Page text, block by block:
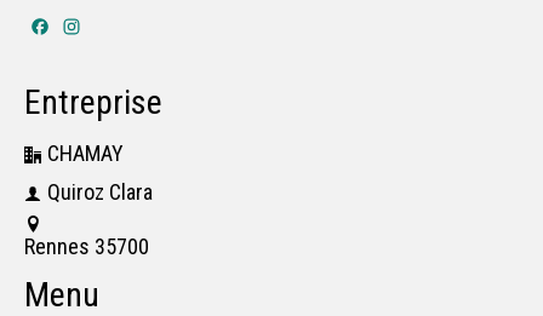
Facebook
Entreprise
CHAMAY
Quiroz Clara
Rennes 35700
Menu